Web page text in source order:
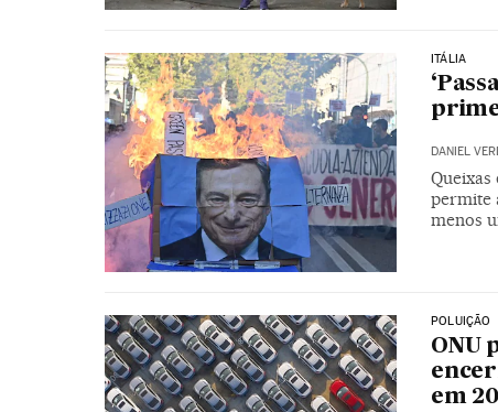
ITÁLIA
DANIEL
Queixas
permite
menos
POLUIÇÃO
ONU
em